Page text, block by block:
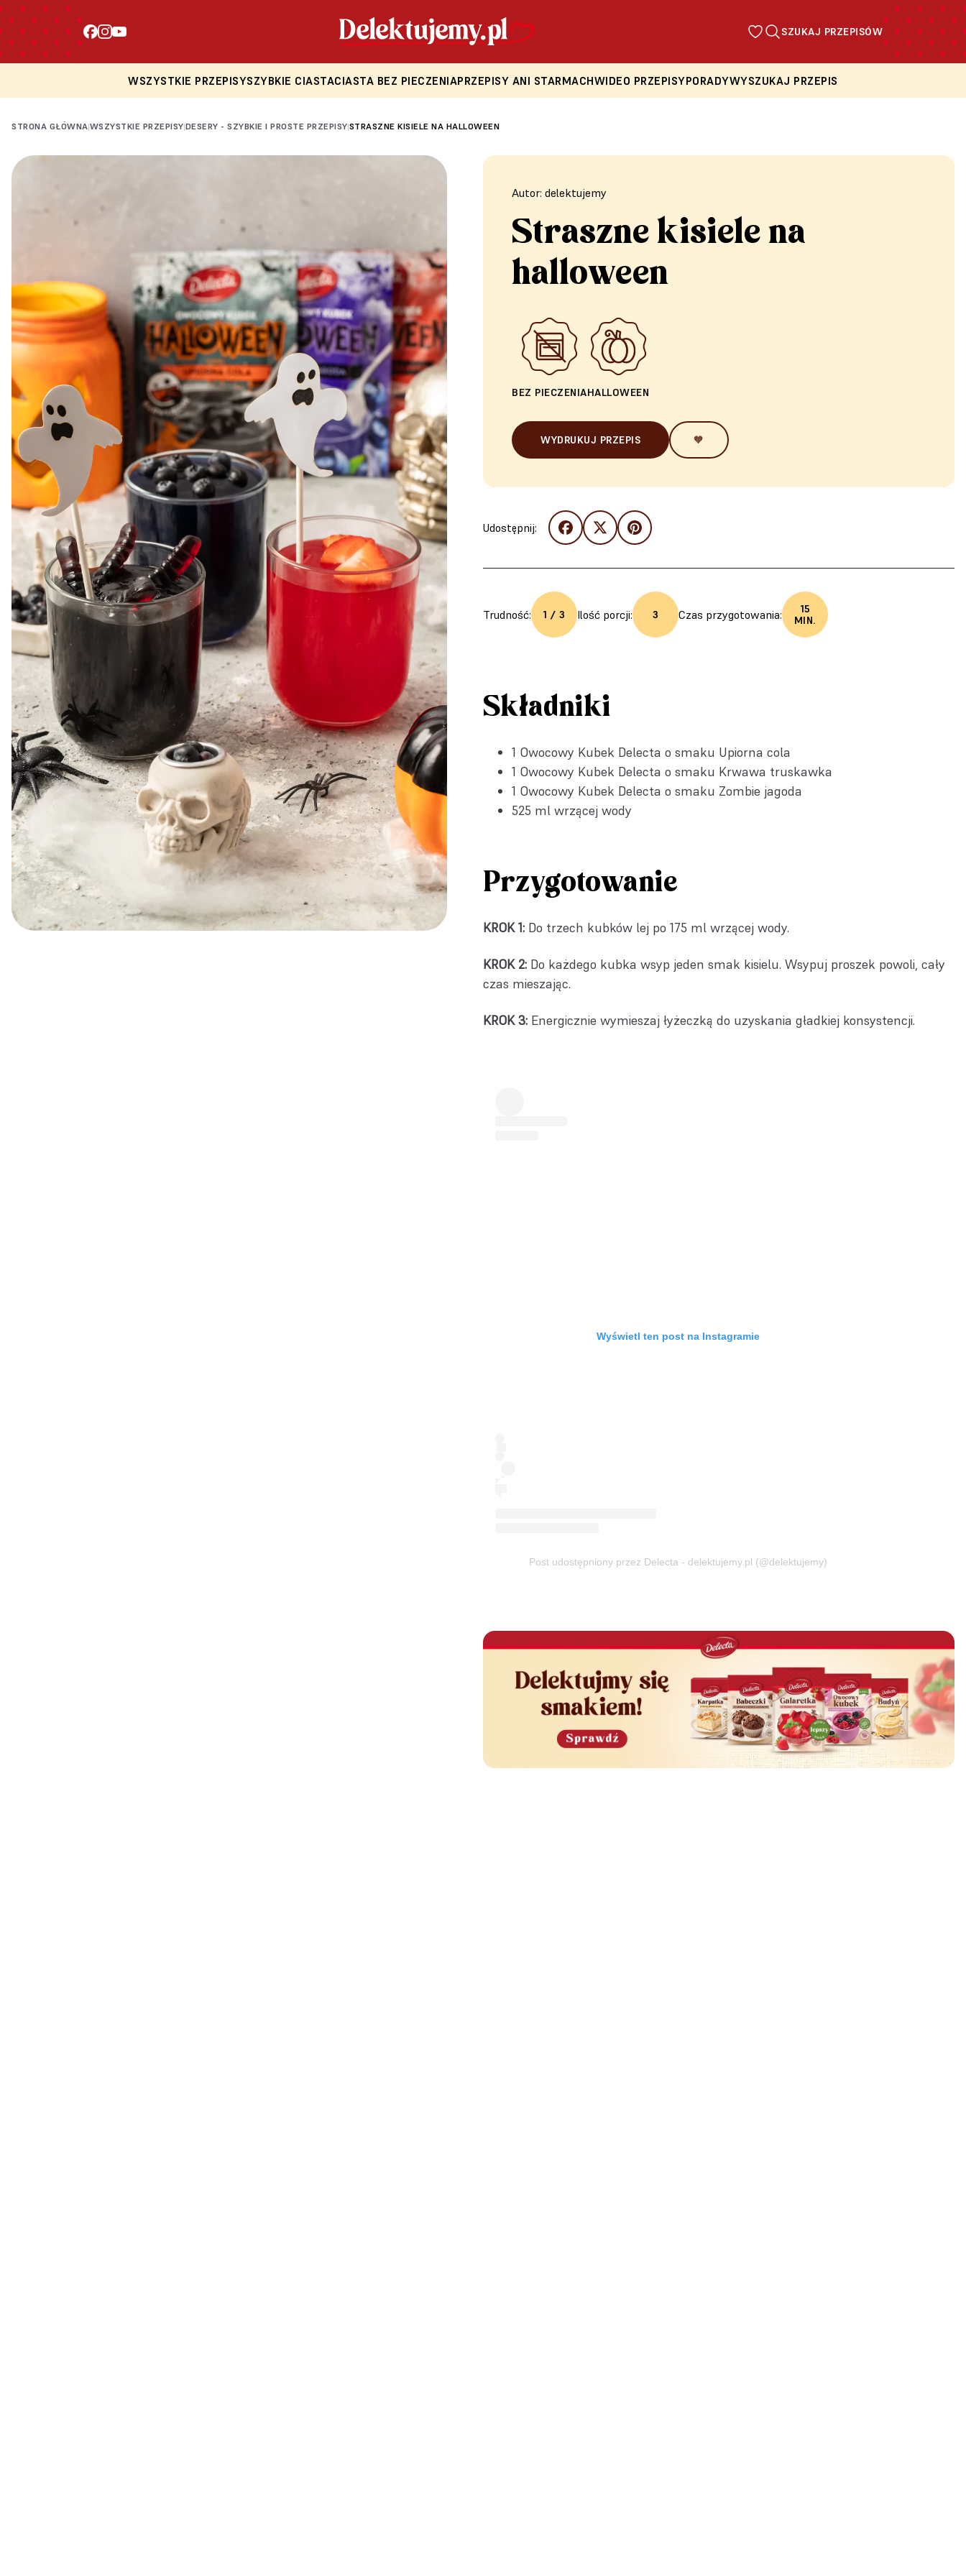
SZUKAJ PRZEPISÓW
WSZYSTKIE PRZEPISYSZYBKIE CIASTACIASTA BEZ PIECZENIAPRZEPISY ANI STARMACHWIDEO PRZEPISYPORADYWYSZUKAJ PRZEPIS
STRONA GŁÓWNA|WSZYSTKIE PRZEPISY|DESERY - SZYBKIE I PROSTE PRZEPISY|STRASZNE KISIELE NA HALLOWEEN
Autor: delektujemy
Straszne kisiele na
halloween
BEZ PIECZENIAHALLOWEEN
WYDRUKUJ PRZEPIS 🧡
Udostępnij:
Trudność: 1 / 3 Ilość porcji: 3 Czas przygotowania:
15
MIN.
Składniki
1 Owocowy Kubek Delecta o smaku Upiorna cola
1 Owocowy Kubek Delecta o smaku Krwawa truskawka
1 Owocowy Kubek Delecta o smaku Zombie jagoda
525 ml wrzącej wody
Przygotowanie
KROK 1: Do trzech kubków lej po 175 ml wrzącej wody.
KROK 2: Do każdego kubka wsyp jeden smak kisielu. Wsypuj proszek powoli, cały
czas mieszając.
KROK 3: Energicznie wymieszaj łyżeczką do uzyskania gładkiej konsystencji.
Wyświetl ten post na Instagramie
Post udostępniony przez Delecta - delektujemy.pl (@delektujemy)